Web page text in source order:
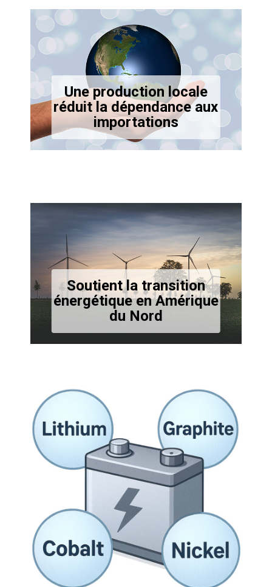
Une production locale
réduit la dépendance aux
importations
Soutient la transition
énergétique en Amérique
du Nord